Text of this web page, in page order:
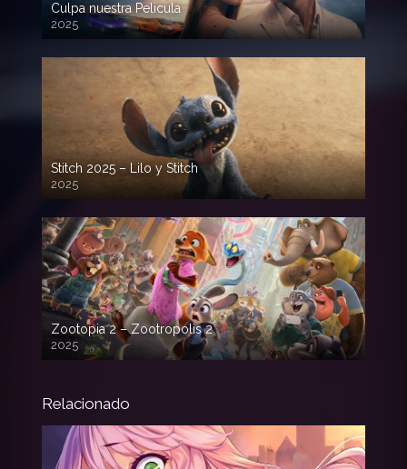
Culpa nuestra Pelicula
2025
720p HD
Stitch 2025 – Lilo y Stitch
2025
720p HD
Zootopia 2 – Zootropolis 2
2025
720p HD
Relacionado